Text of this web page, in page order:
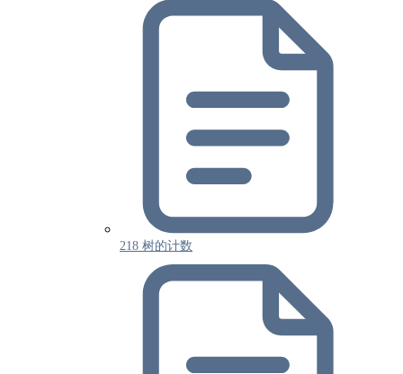
218 树的计数